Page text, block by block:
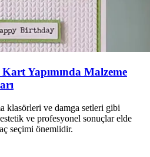
Yapımında Malzeme
klasörleri ve damga setleri gibi
ve profesyonel sonuçlar elde
seçimi önemlidir.